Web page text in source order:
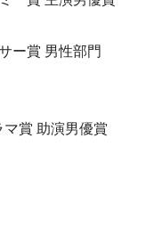
ー賞 男性部門
賞 助演男優賞